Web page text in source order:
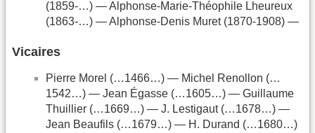
(1859-…) — Alphonse-Marie-Théophile Lheureux
(1863-…) — Alphonse-Denis Muret (1870-1908) —
Vicaires
Pierre Morel (…1466…) — Michel Renollon (…
1542…) — Jean Égasse (…1605…) — Guillaume
Thuillier (…1669…) — J. Lestigaut (…1678…) —
Jean Beaufils (…1679…) — H. Durand (…1680…)